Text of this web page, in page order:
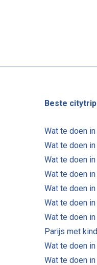
Beste
Wat te doen
Wat te doen
Wat te doen
Wat te doen in
Wat te doen
Wat te doen
Wat te doen
Parijs met
Wat te doen
Wat te doen